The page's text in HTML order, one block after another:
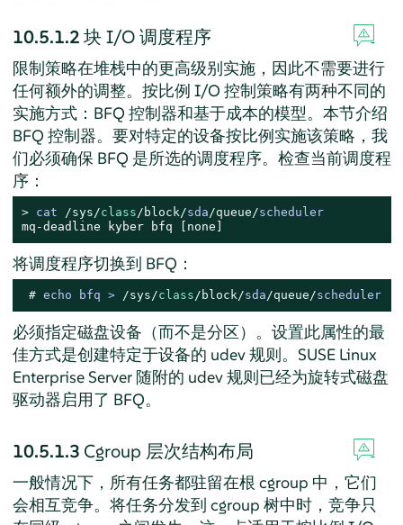
10.5.1.2块 I/O 调度程序
限制策略在堆栈中的更高级别实施，因此不需要进行
任何额外的调整。按比例 I/O 控制策略有两种不同的
实施方式：BFQ 控制器和基于成本的模型。本节介绍
BFQ 控制器。要对特定的设备按比例实施该策略，我
们必须确保 BFQ 是所选的调度程序。检查当前调度程
序：
> cat /sys/class/block/sda/queue/scheduler
mq-deadline kyber bfq [none]
将调度程序切换到 BFQ：
# echo bfq > /sys/class/block/sda/queue/scheduler
必须指定磁盘设备（而不是分区）。设置此属性的最
佳方式是创建特定于设备的 udev 规则。 SUSE Linux
Enterprise Server随附的 udev 规则已经为旋转式磁盘
驱动器启用了 BFQ。
10.5.1.3 Cgroup 层次结构布局
一般情况下，所有任务都驻留在根 cgroup 中，它们
会相互竞争。将任务分发到 cgroup 树中时，竞争只